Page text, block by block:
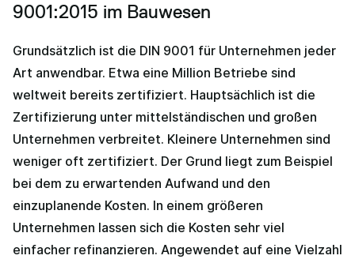
9001:2015 im Bauwesen
Grundsätzlich ist die DIN 9001 für Unternehmen jeder
Art anwendbar. Etwa eine Million Betriebe sind
weltweit bereits zertifiziert. Hauptsächlich ist die
Zertifizierung unter mittelständischen und großen
Unternehmen verbreitet. Kleinere Unternehmen sind
weniger oft zertifiziert. Der Grund liegt zum Beispiel
bei dem zu erwartenden Aufwand und den
einzuplanende Kosten. In einem größeren
Unternehmen lassen sich die Kosten sehr viel
einfacher refinanzieren. Angewendet auf eine Vielzahl